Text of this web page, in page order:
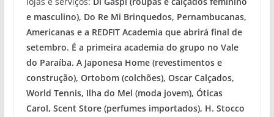
e masculino), Do Re Mi Brinquedos, Pernambucanas,
Americanas e a REDFIT Academia que abrirá final de
setembro. É a primeira academia do grupo no Vale
do Paraíba. A Japonesa Home (revestimentos e
construção), Ortobom (colchões), Oscar Calçados,
World Tennis, Ilha do Mel (moda jovem), Óticas
Carol, Scent Store (perfumes importados), H. Stocco